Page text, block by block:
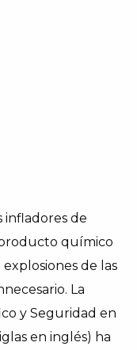
infladores de
químico
de las
La
y Seguridad en
en inglés) ha